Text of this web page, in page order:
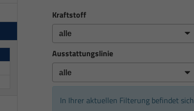
Kraftstoff
Ausstattungslinie
In Ihrer aktuellen Filterung befindet sich